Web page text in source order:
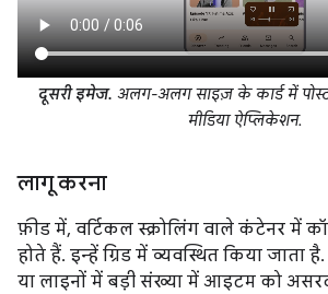
दूसरी इमेज. अलग-अलग साइज़ के कार्ड में
मीडिया ऐप्लिकेशन.
लागू करना
फ़ीड में, वर्टिकल स्क्रोलिंग वाले कंटेनर में
होते हैं. इन्हें ग्रिड में व्यवस्थित किया जाता है.
या लाइनों में बड़ी संख्या में आइटम को